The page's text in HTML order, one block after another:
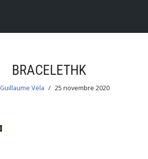
BRACELETHK
Guillaume Vela 25 novembre 2020